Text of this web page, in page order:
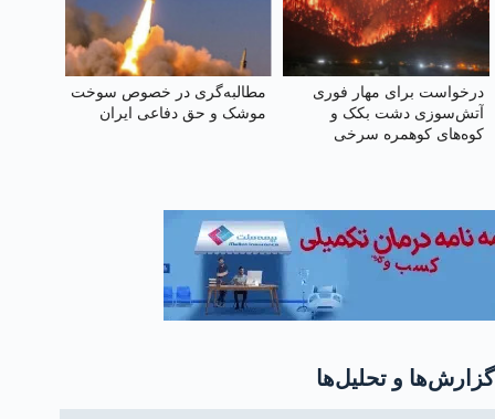
درخواست برای مهار فوری
آتش‌سوزی دشت بکک و
کوه‌های کوهمره‌ سرخی
مطالبه‌گری در خصوص سوخت
موشک و حق دفاعی ایران
گزارش‌ها و تحلیل‌ها